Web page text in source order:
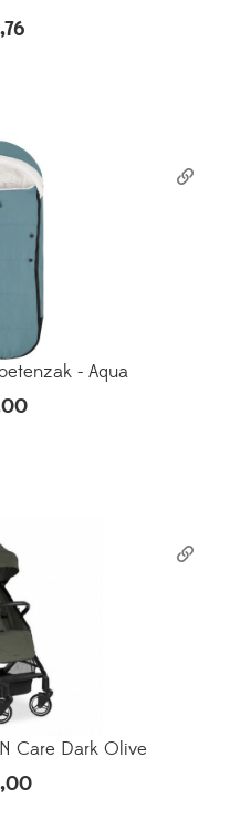
- Aqua
Care Dark Olive